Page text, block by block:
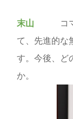
末山 コマツ
て、先進的な
す。今後、ど
か。